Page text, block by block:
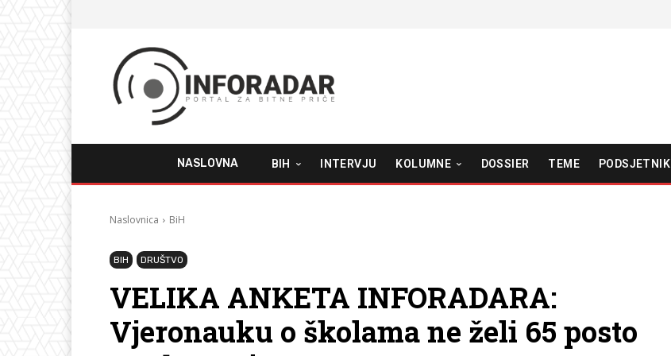
NASLOVNA BIH INTERVJU KOLUMNE DOSSIER TEME PODSJETNIK
Naslovnica BiH
BIH DRUŠTVO
VELIKA ANKETA INFORADARA:
Vjeronauku o školama ne želi 65 posto